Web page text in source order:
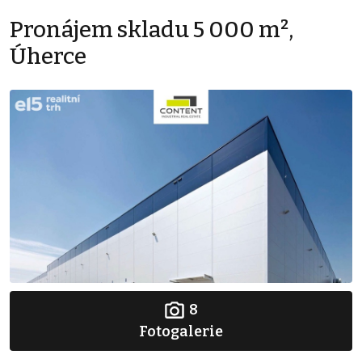
Pronájem skladu 5 000 m²,
Úherce
8
Fotogalerie